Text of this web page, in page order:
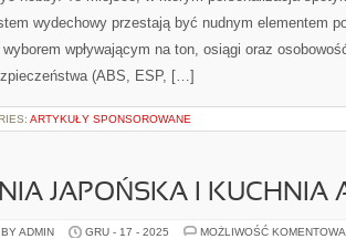
wydechowy przestają być nudnym elementem
wpływającym na ton, osiągi oraz
(ABS, ESP, […]
ARTYKUŁY SPONSOROWANE
JAPOŃSKA I KUCHNIA
ADMIN GRU - 17 - 2025 MOŻLIWOŚĆ